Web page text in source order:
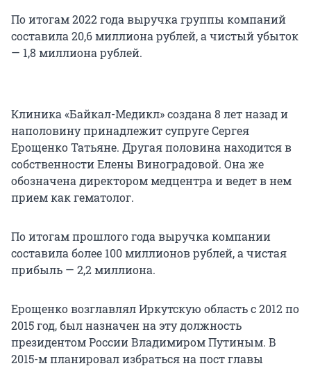
По итогам 2022 года выручка группы компаний
составила 20,6 миллиона рублей, а чистый убыток
— 1,8 миллиона рублей.
Клиника «Байкал-Медикл» создана 8 лет назад и
наполовину принадлежит супруге Сергея
Ерощенко Татьяне. Другая половина находится в
собственности Елены Виноградовой. Она же
обозначена директором медцентра и ведет в нем
прием как гематолог.
По итогам прошлого года выручка компании
составила более 100 миллионов рублей, а чистая
прибыль — 2,2 миллиона.
Ерощенко возглавлял Иркутскую область с 2012 по
2015 год, был назначен на эту должность
президентом России Владимиром Путиным. В
2015-м планировал избраться на пост главы